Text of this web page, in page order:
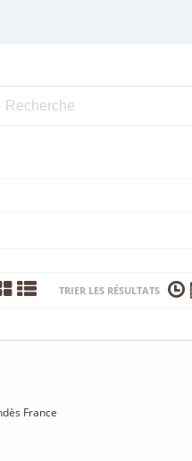
TRIER LES RÉSULTATS
France